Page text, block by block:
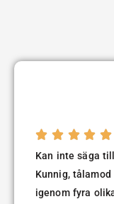
    
Kan inte säga
Kunnig,
igenom fyra